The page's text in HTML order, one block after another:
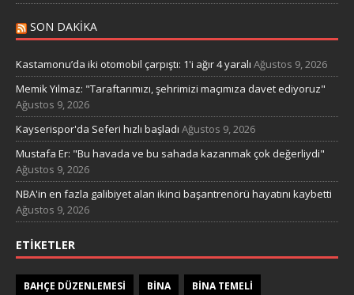
SON DAKIKA
Kastamonu’da iki otomobil çarpıştı: 1'i ağır 4 yaralı Ağustos 9, 2026
Memik Yılmaz: "Taraftarımızı, şehrimizi maçımıza davet ediyoruz"
Ağustos 9, 2026
Kayserispor'da Seferi hızlı başladı Ağustos 9, 2026
Mustafa Er: "Bu havada ve bu sahada kazanmak çok değerliydi"
Ağustos 9, 2026
NBA'in en fazla galibiyet alan ikinci başantrenörü hayatını kaybetti
Ağustos 9, 2026
ETIKETLER
BAHÇE DÜZENLEMESI BINA BINA TEMELI